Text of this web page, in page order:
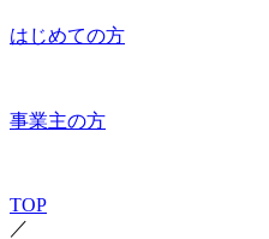
はじめての方
事業主の方
TOP
／